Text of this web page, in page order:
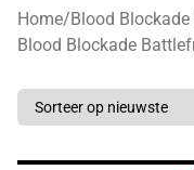
Home/Blood
Blood Blockade